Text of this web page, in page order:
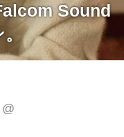
Sound
。